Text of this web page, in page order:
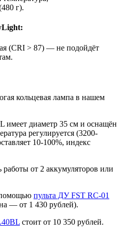
г).
(CRI > 87) — не подойдёт
кольцевая лампа в нашем
имеет диаметр 35 см и оснащён
регулируется (3200-
10-100%, индекс
от 2 аккумуляторов или
пульта ДУ FST RC-01
— от 1 430 рублей).
стоит от 10 350 рублей.